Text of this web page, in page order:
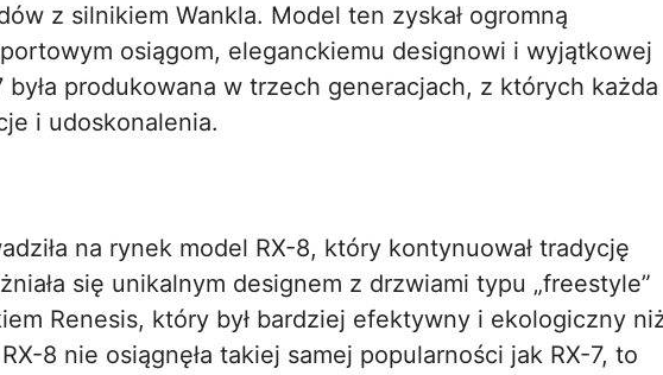
z silnikiem Wankla. Model ten zyskał ogromną
osiągom, eleganckiemu designowi i wyjątkowej
produkowana w trzech generacjach, z których każda
i udoskonalenia.
na rynek model RX-8, który kontynuował tradycję
się unikalnym designem z drzwiami typu „freestyle”
Renesis, który był bardziej efektywny i ekologiczny
8 nie osiągnęła takiej samej popularności jak RX-7, to